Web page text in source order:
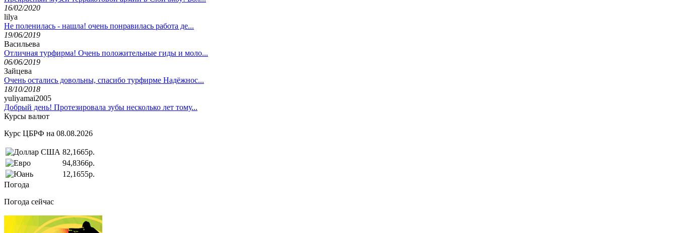
16/02/2020
lilya
Не поленилась - нашла! очень понравилась работа де...
19/06/2019
Васильева
Отличная турфирма! Очень положительные гиды и моло...
06/06/2019
Зайцева
Очень остались довольны, спасибо турфирме Надёжнос...
18/10/2018
yuliyamai2005
Добрый день! Протезировала зубы несколько лет тому...
Курсы валют
Курс ЦБРФ на 08.08.2026
82,1665р.
94,8366р.
12,1655р.
Погода
Погода сейчас